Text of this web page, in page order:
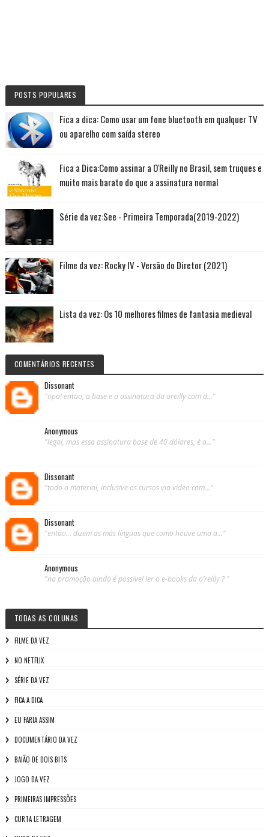
POSTS POPULARES
Fica a dica: Como usar um fone bluetooth em qualquer TV
ou aparelho com saída stereo
Fica a Dica:Como assinar a O'Reilly no Brasil, sem truques e
muito mais barato do que a assinatura normal
Série da vez:See - Primeira Temporada(2019-2022)
Filme da vez: Rocky IV - Versão do Diretor (2021)
Lista da vez: Os 10 melhores filmes de fantasia medieval
COMENTÁRIOS RECENTES
Dissonant
"opa! então, a base e a assinatura da oreilly com d..."
Anonymous
"legal, mas essa assinatura base de 40 dólares, é a..."
Dissonant
"todo o material, inclusive os cursos via video com..."
Dissonant
"então... dizem as más línguas que como houve uma a..."
Anonymous
"na promoção ainda é possível ler o e-books da o’reilly ? "
TODAS AS COLUNAS
FILME DA VEZ
NO NETFLIX
SÉRIE DA VEZ
FICA A DICA
EU FARIA ASSIM
DOCUMENTÁRIO DA VEZ
BAIÃO DE DOIS BITS
JOGO DA VEZ
PRIMEIRAS IMPRESSÕES
CURTA LETRAGEM